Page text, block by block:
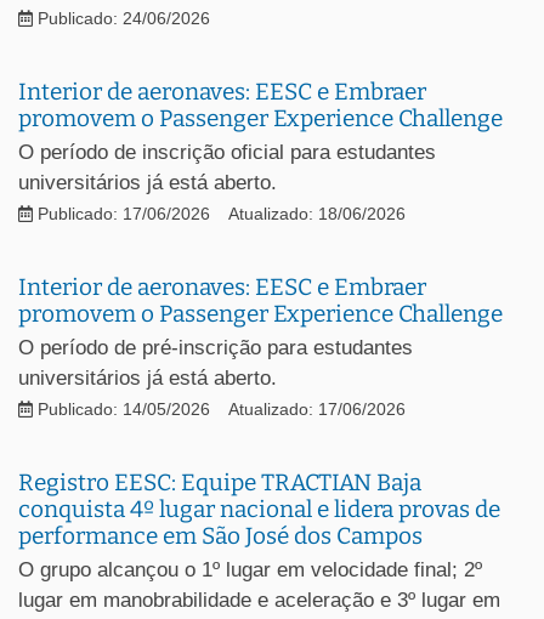
Publicado: 24/06/2026
Interior de aeronaves: EESC e Embraer
promovem o Passenger Experience Challenge
O período de inscrição oficial para estudantes
universitários já está aberto.
Publicado: 17/06/2026 Atualizado: 18/06/2026
Interior de aeronaves: EESC e Embraer
promovem o Passenger Experience Challenge
O período de pré-inscrição para estudantes
universitários já está aberto.
Publicado: 14/05/2026 Atualizado: 17/06/2026
Registro EESC: Equipe TRACTIAN Baja
conquista 4º lugar nacional e lidera provas de
performance em São José dos Campos
O grupo alcançou o 1º lugar em velocidade final; 2º
lugar em manobrabilidade e aceleração e 3º lugar em